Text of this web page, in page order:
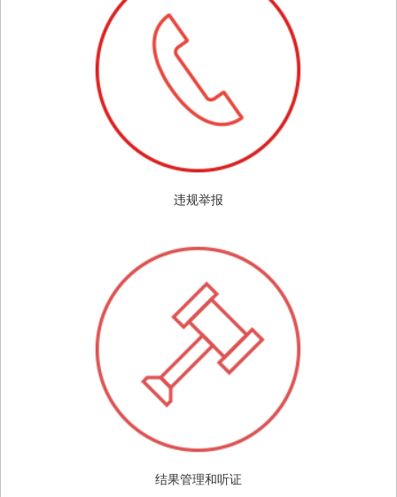
违规举报
结果管理和听证